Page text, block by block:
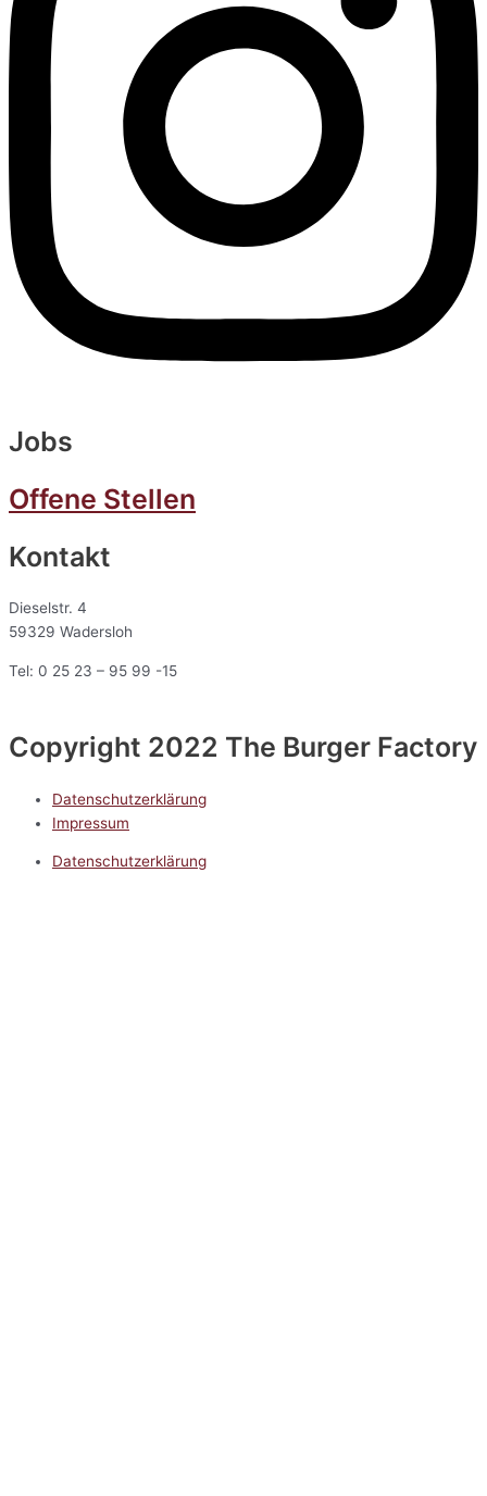
Jobs
Offene Stellen
Kontakt
Dieselstr. 4
59329 Wadersloh
Tel: 0 25 23 – 95 99 -15
Copyright 2022 The Burger Factory
Datenschutzerklärung
Impressum
Datenschutzerklärung